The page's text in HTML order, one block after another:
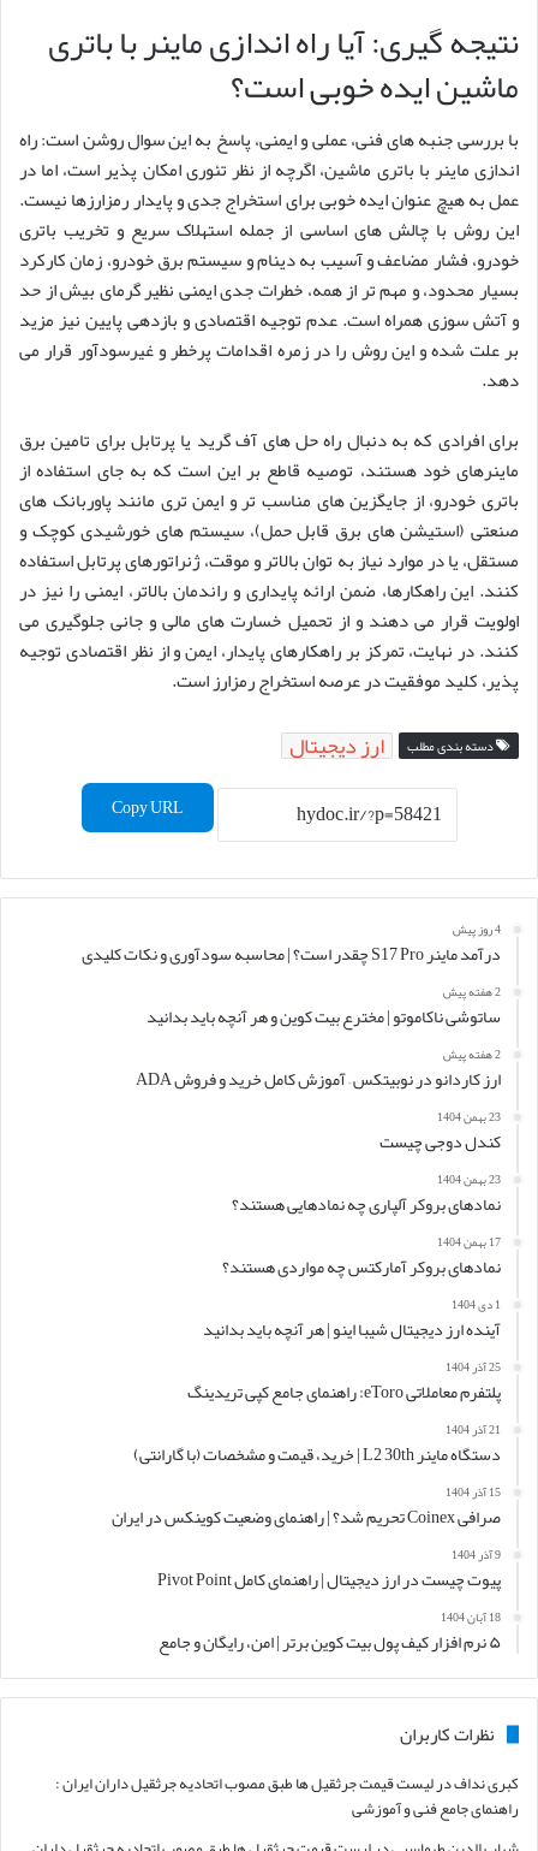
نتیجه گیری: آیا راه اندازی ماینر با باتری
ماشین ایده خوبی است؟
با بررسی جنبه های فنی، عملی و ایمنی، پاسخ به این سوال روشن است: راه
اندازی ماینر با باتری ماشین، اگرچه از نظر تئوری امکان پذیر است، اما در
عمل به هیچ عنوان ایده خوبی برای استخراج جدی و پایدار رمزارزها نیست.
این روش با چالش های اساسی از جمله استهلاک سریع و تخریب باتری
خودرو، فشار مضاعف و آسیب به دینام و سیستم برق خودرو، زمان کارکرد
بسیار محدود، و مهم تر از همه، خطرات جدی ایمنی نظیر گرمای بیش از حد
و آتش سوزی همراه است. عدم توجیه اقتصادی و بازدهی پایین نیز مزید
بر علت شده و این روش را در زمره اقدامات پرخطر و غیرسودآور قرار می
دهد.
برای افرادی که به دنبال راه حل های آف گرید یا پرتابل برای تامین برق
ماینرهای خود هستند، توصیه قاطع بر این است که به جای استفاده از
باتری خودرو، از جایگزین های مناسب تر و ایمن تری مانند پاوربانک های
صنعتی (استیشن های برق قابل حمل)، سیستم های خورشیدی کوچک و
مستقل، یا در موارد نیاز به توان بالاتر و موقت، ژنراتورهای پرتابل استفاده
کنند. این راهکارها، ضمن ارائه پایداری و راندمان بالاتر، ایمنی را نیز در
اولویت قرار می دهند و از تحمیل خسارت های مالی و جانی جلوگیری می
کنند. در نهایت، تمرکز بر راهکارهای پایدار، ایمن و از نظر اقتصادی توجیه
پذیر، کلید موفقیت در عرصه استخراج رمزارز است.
دسته بندی مطلب ارز دیجیتال
Copy URL
4 روز پیش
درآمد ماینر S17 Pro چقدر است؟ | محاسبه سودآوری و نکات کلیدی
2 هفته پیش
ساتوشی ناکاموتو | مخترع بیت کوین و هر آنچه باید بدانید
2 هفته پیش
ارز کاردانو در نوبیتکس – آموزش کامل خرید و فروش ADA
23 بهمن 1404
کندل دوجی چیست
23 بهمن 1404
نمادهای بروکر آلپاری چه نمادهایی هستند؟
17 بهمن 1404
نمادهای بروکر آمارکتس چه مواردی هستند؟
1 دی 1404
آینده ارز دیجیتال شیبا اینو | هر آنچه باید بدانید
25 آذر 1404
پلتفرم معاملاتی eToro: راهنمای جامع کپی تریدینگ
21 آذر 1404
دستگاه ماینر L2 30th | خرید، قیمت و مشخصات (با گارانتی)
15 آذر 1404
صرافی Coinex تحریم شد؟ | راهنمای وضعیت کوینکس در ایران
9 آذر 1404
پیوت چیست در ارز دیجیتال | راهنمای کامل Pivot Point
18 آبان 1404
۵ نرم افزار کیف پول بیت کوین برتر | امن، رایگان و جامع
نظرات کاربران
کبری ندافدرلیست قیمت جرثقیل ها طبق مصوب اتحادیه جرثقیل داران ایران :
راهنمای جامع فنی و آموزشی